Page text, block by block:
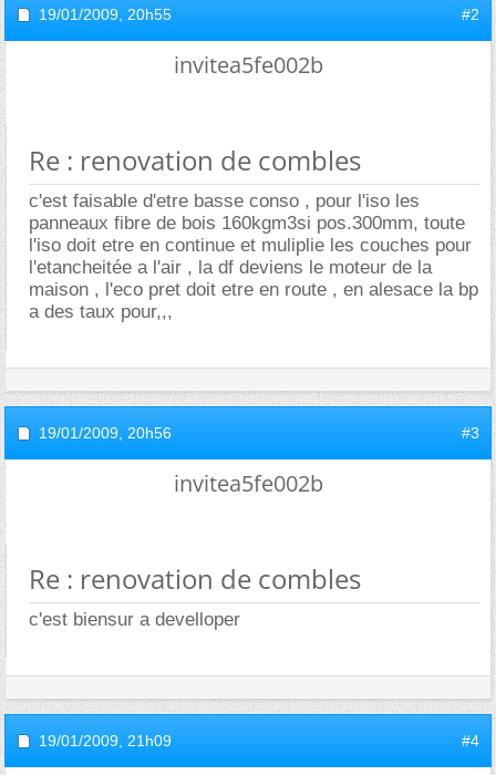
19/01/2009, 20h55 #2
invitea5fe002b
Re : renovation de combles
c'est faisable d'etre basse conso , pour l'iso les
panneaux fibre de bois 160kgm3si pos.300mm, toute
l'iso doit etre en continue et muliplie les couches pour
l'etancheitée a l'air , la df deviens le moteur de la
maison , l'eco pret doit etre en route , en alesace la bp
a des taux pour,,,
19/01/2009, 20h56 #3
invitea5fe002b
Re : renovation de combles
c'est biensur a develloper
19/01/2009, 21h09 #4